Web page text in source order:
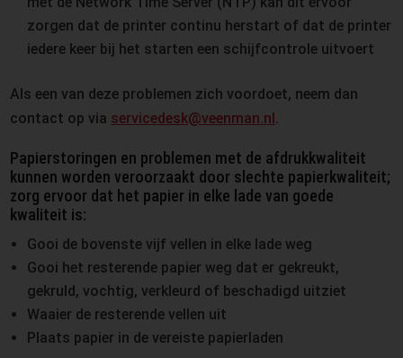
zorgen dat de printer continu herstart of dat de printer
iedere keer bij het starten een schijfcontrole uitvoert
Als een van deze problemen zich voordoet, neem dan
contact op via servicedesk@veenman.nl.
Papierstoringen en problemen met de afdrukkwaliteit
kunnen worden veroorzaakt door slechte papierkwaliteit;
zorg ervoor dat het papier in elke lade van goede
kwaliteit is:
Gooi de bovenste vijf vellen in elke lade weg
Gooi het resterende papier weg dat er gekreukt,
gekruld, vochtig, verkleurd of beschadigd uitziet
Waaier de resterende vellen uit
Plaats papier in de vereiste papierladen